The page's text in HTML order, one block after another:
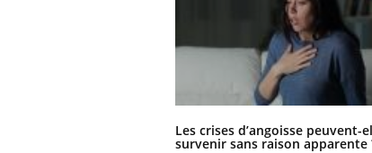
Les crises d’angoisse peuvent-
survenir sans raison apparente